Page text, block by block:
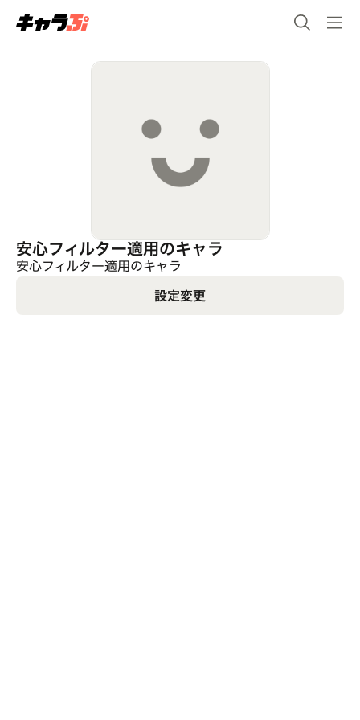
安心フィルター適用のキャラ
安心フィルター適用のキャラ
設定変更